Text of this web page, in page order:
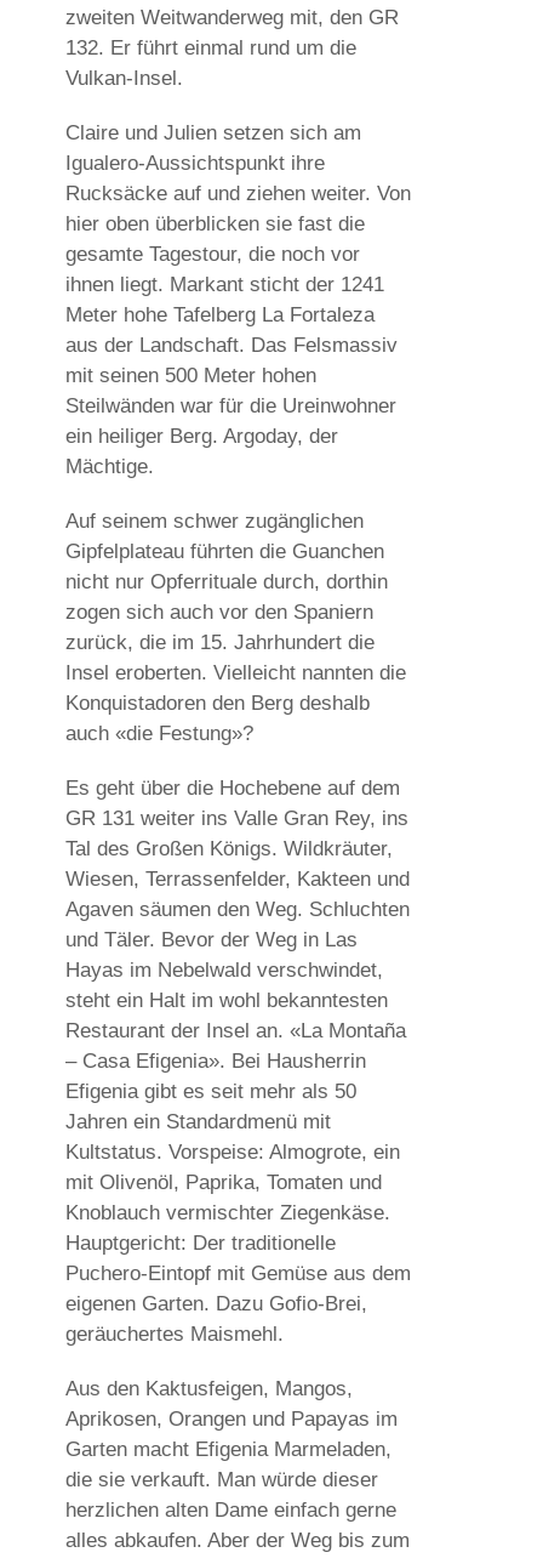
zweiten Weitwanderweg mit, den GR
132. Er führt einmal rund um die
Vulkan-Insel.
Claire und Julien setzen sich am
Igualero-Aussichtspunkt ihre
Rucksäcke auf und ziehen weiter. Von
hier oben überblicken sie fast die
gesamte Tagestour, die noch vor
ihnen liegt. Markant sticht der 1241
Meter hohe Tafelberg La Fortaleza
aus der Landschaft. Das Felsmassiv
mit seinen 500 Meter hohen
Steilwänden war für die Ureinwohner
ein heiliger Berg. Argoday, der
Mächtige.
Auf seinem schwer zugänglichen
Gipfelplateau führten die Guanchen
nicht nur Opferrituale durch, dorthin
zogen sich auch vor den Spaniern
zurück, die im 15. Jahrhundert die
Insel eroberten. Vielleicht nannten die
Konquistadoren den Berg deshalb
auch «die Festung»?
Es geht über die Hochebene auf dem
GR 131 weiter ins Valle Gran Rey, ins
Tal des Großen Königs. Wildkräuter,
Wiesen, Terrassenfelder, Kakteen und
Agaven säumen den Weg. Schluchten
und Täler. Bevor der Weg in Las
Hayas im Nebelwald verschwindet,
steht ein Halt im wohl bekanntesten
Restaurant der Insel an. «La Montaña
– Casa Efigenia». Bei Hausherrin
Efigenia gibt es seit mehr als 50
Jahren ein Standardmenü mit
Kultstatus. Vorspeise: Almogrote, ein
mit Olivenöl, Paprika, Tomaten und
Knoblauch vermischter Ziegenkäse.
Hauptgericht: Der traditionelle
Puchero-Eintopf mit Gemüse aus dem
eigenen Garten. Dazu Gofio-Brei,
geräuchertes Maismehl.
Aus den Kaktusfeigen, Mangos,
Aprikosen, Orangen und Papayas im
Garten macht Efigenia Marmeladen,
die sie verkauft. Man würde dieser
herzlichen alten Dame einfach gerne
alles abkaufen. Aber der Weg bis zum